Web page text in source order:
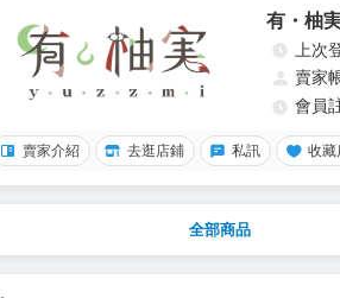
有・柚
上次
賣家
會員
賣家介紹 去逛店鋪 私訊 收藏
全部商品